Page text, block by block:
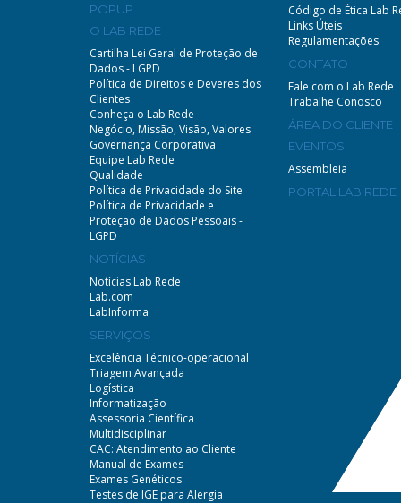
POPUP
O LAB REDE
Cartilha Lei Geral de Proteção de
Dados - LGPD
Política de Direitos e Deveres dos
Clientes
Conheça o Lab Rede
Negócio, Missão, Visão, Valores
Governança Corporativa
Equipe Lab Rede
Qualidade
Política de Privacidade do Site
Política de Privacidade e
Proteção de Dados Pessoais -
LGPD
NOTÍCIAS
Notícias Lab Rede
Lab.com
LabInforma
SERVIÇOS
Excelência Técnico-operacional
Triagem Avançada
Logística
Informatização
Assessoria Científica
Multidisciplinar
CAC: Atendimento ao Cliente
Manual de Exames
Exames Genéticos
Testes de IGE para Alergia
Código de Ética Lab
Links Úteis
Regulamentações
CONTATO
Fale com o Lab Rede
Trabalhe Conosco
ÁREA DO CLIENTE
EVENTOS
Assembleia
PORTAL LAB REDE